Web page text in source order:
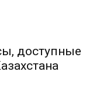
доступные